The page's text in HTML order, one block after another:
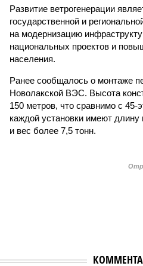
Развитие ветрогенерации
государственной и
на модернизацию
национальных проектов и
населения.
Ранее сообщалось о монтаже
Новолакской ВЭС. Высота
150 метров, что сравнимо с
каждой установки имеют длину
и вес более 7,5 тонн.